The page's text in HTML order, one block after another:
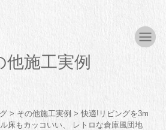
他施工実例
> その他施工実例 >快適!リビングを3m
床もカッコいい、 レトロな倉庫風団地